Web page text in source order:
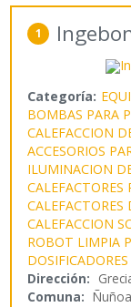
1
Categoría:
BOMBAS PARA
CALEFACCION
ACCESORIOS
ILUMINACION
CALEFACTORES
CALEFACTORES
CALEFACCION
ROBOT LIMPIA
Dirección:
Comuna: Ñuñoa